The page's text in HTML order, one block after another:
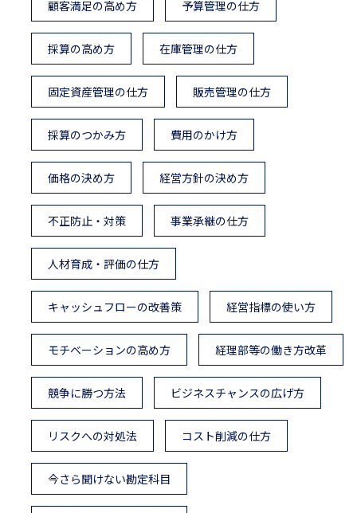
顧客満足の高め方 予算管理の仕方
採算の高め方 在庫管理の仕方
固定資産管理の仕方 販売管理の仕方
採算のつかみ方 費用のかけ方
価格の決め方 経営方針の決め方
不正防止・対策 事業承継の仕方
人材育成・評価の仕方
キャッシュフローの改善策 経営指標の使い方
モチベーションの高め方 経理部等の働き方改革
競争に勝つ方法 ビジネスチャンスの広げ方
リスクへの対処法 コスト削減の仕方
今さら聞けない勘定科目